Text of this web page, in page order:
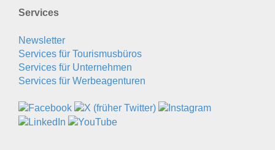
Services
Newsletter
Services für Tourismusbüros
Services für Unternehmen
Services für Werbeagenturen